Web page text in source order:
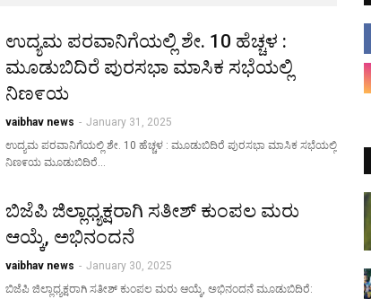
ಉದ್ಯಮ ಪರವಾನಿಗೆಯಲ್ಲಿ ಶೇ. 10 ಹೆಚ್ಚಳ :
ಮೂಡುಬಿದಿರೆ ಪುರಸಭಾ ಮಾಸಿಕ ಸಭೆಯಲ್ಲಿ
ನಿಣ೯ಯ
vaibhav news - January 31, 2025
ಉದ್ಯಮ ಪರವಾನಿಗೆಯಲ್ಲಿ ಶೇ. 10 ಹೆಚ್ಚಳ : ಮೂಡುಬಿದಿರೆ ಪುರಸಭಾ ಮಾಸಿಕ ಸಭೆಯಲ್ಲಿ
ನಿಣ೯ಯ ಮೂಡುಬಿದಿರೆ…
ಬಿಜೆಪಿ ಜಿಲ್ಲಾಧ್ಯಕ್ಷರಾಗಿ ಸತೀಶ್ ಕುಂಪಲ ಮರು
ಆಯ್ಕೆ, ಅಭಿನಂದನೆ
vaibhav news - January 30, 2025
ಬಿಜೆಪಿ ಜಿಲ್ಲಾಧ್ಯಕ್ಷರಾಗಿ ಸತೀಶ್ ಕುಂಪಲ ಮರು ಆಯ್ಕೆ, ಅಭಿನಂದನೆ ಮೂಡುಬಿದಿರೆ: